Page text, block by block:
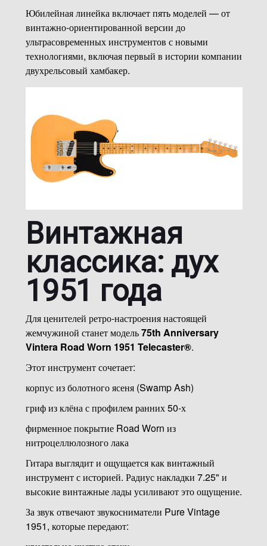
Юбилейная линейка включает пять моделей — от
винтажно-ориентированной версии до
ультрасовременных инструментов с новыми
технологиями, включая первый в истории компании
двухрельсовый хамбакер.
Винтажная
классика: дух
1951 года
Для ценителей ретро-настроения настоящей
жемчужиной станет модель75th Anniversary
Vintera Road Worn 1951 Telecaster®.
Этот инструмент сочетает:
корпус из болотного ясеня (Swamp Ash)
гриф из клёна с профилем ранних 50-х
фирменное покрытие Road Worn из
нитроцеллюлозного лака
Гитара выглядит и ощущается как винтажный
инструмент с историей. Радиус накладки 7.25" и
высокие винтажные лады усиливают это ощущение.
За звук отвечают звукосниматели Pure Vintage
1951, которые передают: